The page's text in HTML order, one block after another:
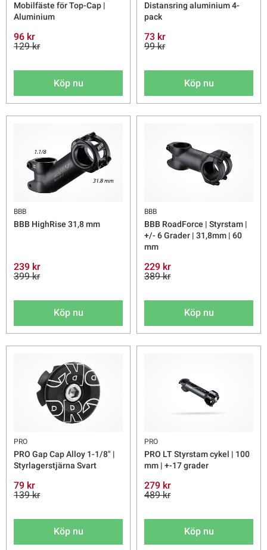
Mobilfäste för Top-Cap |
Aluminium
96 kr
129 kr
Köp nu
Distansring aluminium 4-
pack
73 kr
99 kr
Köp nu
BBB
BBB HighRise 31,8 mm
239 kr
399 kr
Köp nu
BBB
BBB RoadForce | Styrstam |
+/- 6 Grader | 31,8mm | 60
mm
229 kr
389 kr
Köp nu
PRO
PRO Gap Cap Alloy 1-1/8" |
Styrlagerstjärna Svart
79 kr
139 kr
Köp nu
PRO
PRO LT Styrstam cykel | 100
mm | +-17 grader
279 kr
489 kr
Köp nu